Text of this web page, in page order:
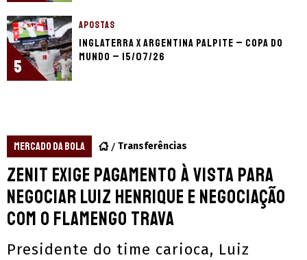
5
APOSTAS
Inglaterra x Argentina palpite – Copa do
Mundo – 15/07/26
MERCADO DA BOLA Transferências
Zenit exige pagamento à vista para
negociar Luiz Henrique e negociação
com o Flamengo trava
Presidente do time carioca, Luiz